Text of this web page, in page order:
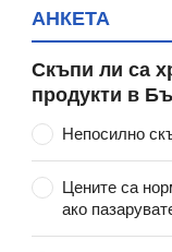
АНКЕТА
Скъпи ли са
продукти в
Непосилно
Цените са
ако